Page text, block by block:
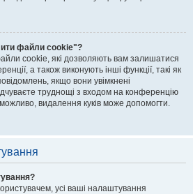
файли cookie"?
cookie, які дозволяють вам залишатися
а також виконують інші функції, такі як
якщо вони увімкнені
труднощі з входом на конференцію
видалення куків може допомогти.
усі ваші налаштування